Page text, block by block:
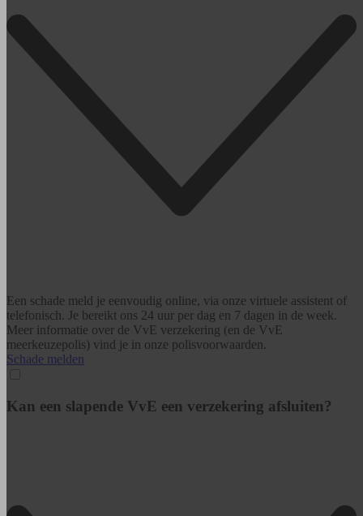
Een schade meld je eenvoudig online, via onze virtuele assistent of
telefonisch. Je bereikt ons 24 uur per dag en 7 dagen in de week.
Meer informatie over de VvE verzekering (en de VvE
meerkeuzepolis) vind je in onze polisvoorwaarden.
Schade melden
Kan een slapende VvE een verzekering afsluiten?